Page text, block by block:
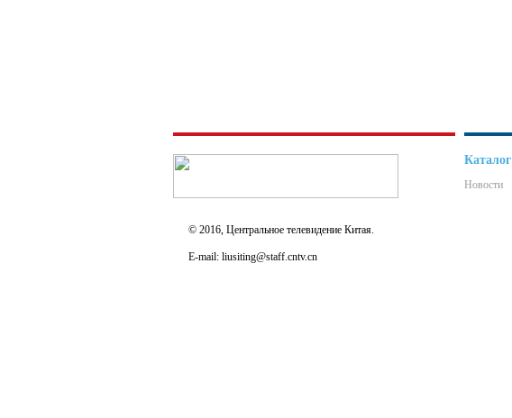
© 2016, Центральное телевидение Китая.
E-mail: liusiting@staff.cntv.cn
Каталог
Новости